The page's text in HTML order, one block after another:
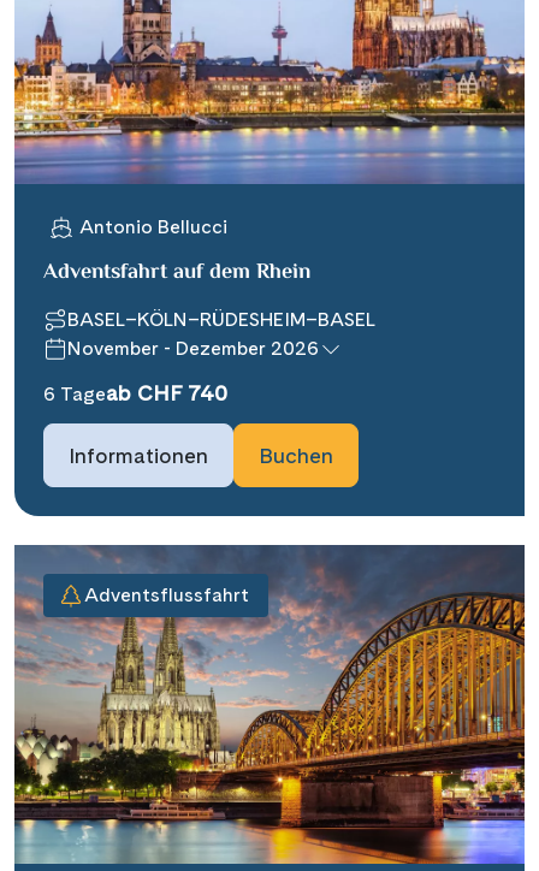
Antonio Bellucci
Adventsfahrt auf dem Rhein
BASEL–KÖLN–RÜDESHEIM–BASEL
November - Dezember 2026
6 Tageab CHF 740
Informationen Buchen
Adventsflussfahrt